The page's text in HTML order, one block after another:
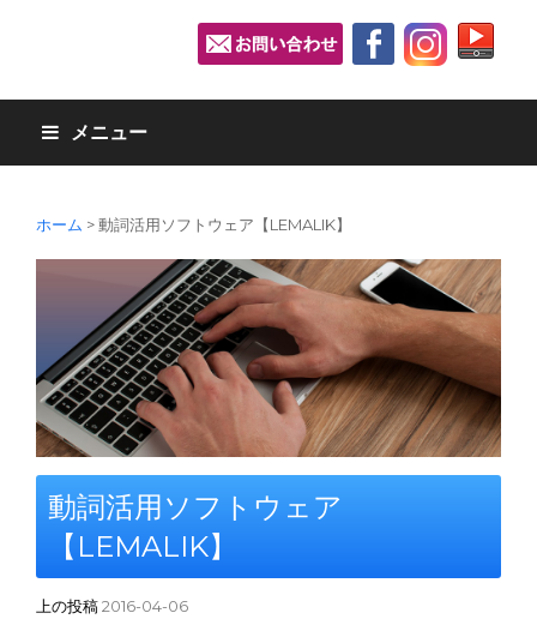
メニュー
ホーム >動詞活用ソフトウェア【LEMALIK】
動詞活用ソフトウェア
【LEMALIK】
上の投稿2016-04-06